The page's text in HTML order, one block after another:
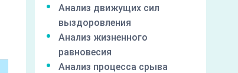
Анализ движущих сил
выздоровления
Анализ жизненного
равновесия
Анализ процесса срыва